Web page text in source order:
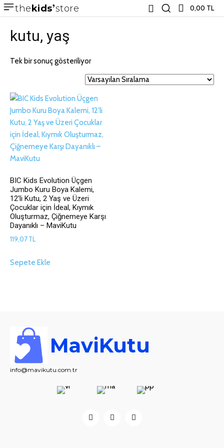
thekids store 0,00 TL
kutu, yaş
Tek bir sonuç gösteriliyor
BIC Kids Evolution Üçgen
Jumbo Kuru Boya Kalemi,
12'li Kutu, 2 Yaş ve Üzeri
Çocuklar için İdeal, Kıymık
Oluşturmaz, Çiğnemeye Karşı
Dayanıklı – MaviKutu
119,07 TL
Sepete Ekle
MaviKutu
info@mavikutu.com.tr